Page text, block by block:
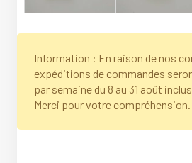
Information : En raison de nos
expéditions de commandes
par semaine du 8 au 31 août inclus.
Merci pour votre compréhension.